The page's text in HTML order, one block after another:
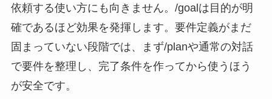
依頼する使い方にも向きません。/goalは目的が明
確であるほど効果を発揮します。要件定義がまだ
固まっていない段階では、まず/planや通常の対話
で要件を整理し、完了条件を作ってから使うほう
が安全です。